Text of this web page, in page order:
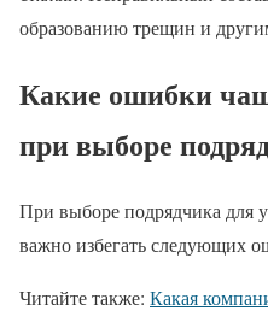
образованию трещин и
Какие ошибки
при выборе
При выборе подрядчика для
важно избегать следующих
Читайте также: Какая